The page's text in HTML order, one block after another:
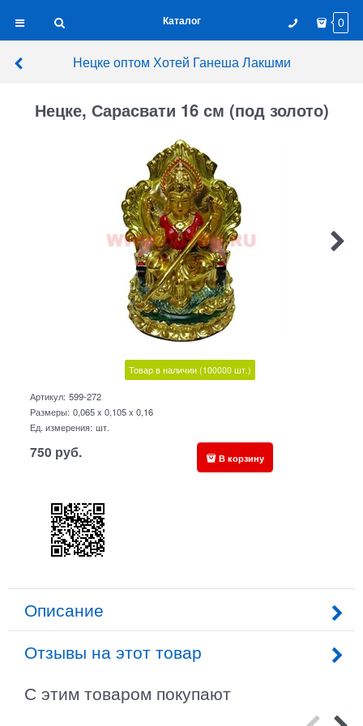
Каталог 0
Нецке оптом Хотей Ганеша Лакшми
Нецке, Сарасвати 16 см (под золото)
Товар в наличии (100000 шт.)
Артикул: 599-272
Размеры: 0,065 x 0,105 x 0,16
Ед. измерения: шт.
750 руб. В корзину
Описание
Отзывы на этот товар
С этим товаром покупают